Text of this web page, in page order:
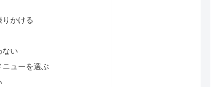
かける
ない
ューを選ぶ